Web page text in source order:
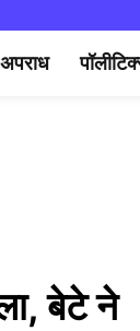
अपराध
बेटे ने